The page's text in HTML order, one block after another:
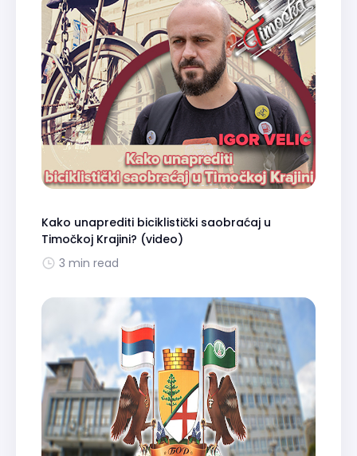
Kako unaprediti biciklistički saobraćaj u
Timočkoj Krajini? (video)
3 min read